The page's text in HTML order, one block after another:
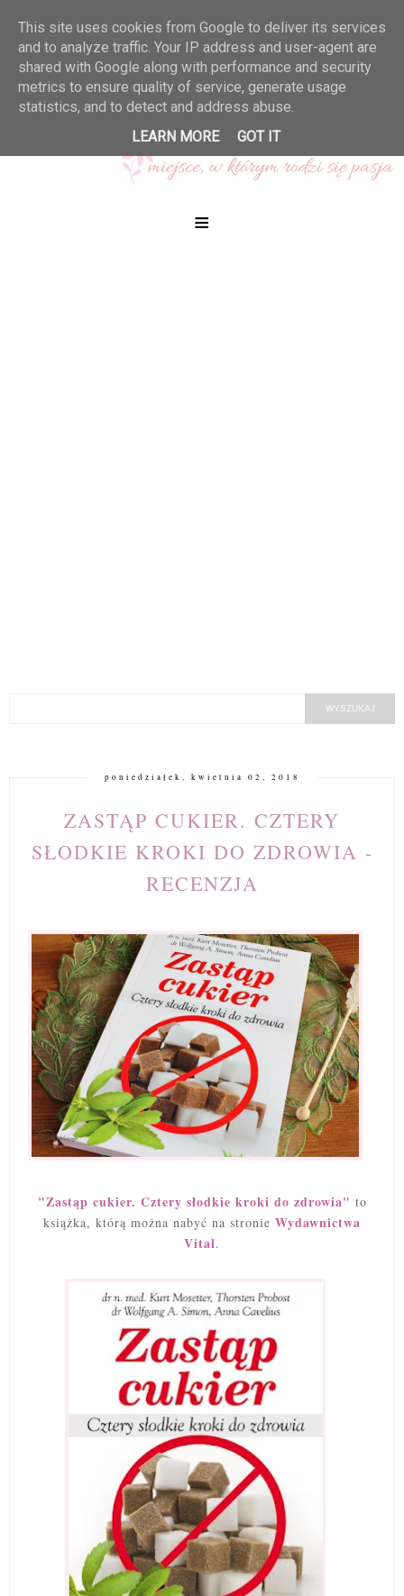
≡
poniedziałek, kwietnia 02, 2018
ZASTĄP CUKIER. CZTERY
SŁODKIE KROKI DO ZDROWIA -
RECENZJA
"Zastąp cukier. Cztery słodkie kroki do zdrowia" to
książka, którą można nabyć na stronie Wydawnictwa
Vital.
This site uses cookies from Google to deliver its services
and to analyze traffic. Your IP address and user-agent are
shared with Google along with performance and security
metrics to ensure quality of service, generate usage
statistics, and to detect and address abuse.
LEARN MORE
GOT IT